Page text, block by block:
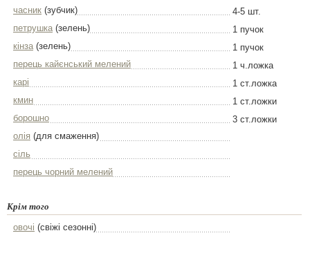
часник (зубчик)
4-5 шт.
петрушка(зелень)
1 пучок
кінза(зелень)
1 пучок
перець кайєнський мелений
1 ч.ложка
карі
1 ст.ложка
кмин
1 ст.ложки
борошно
3 ст.ложки
олія (для смаження)
сіль
перець чорний мелений
Крім того
овочі (свіжі сезонні)